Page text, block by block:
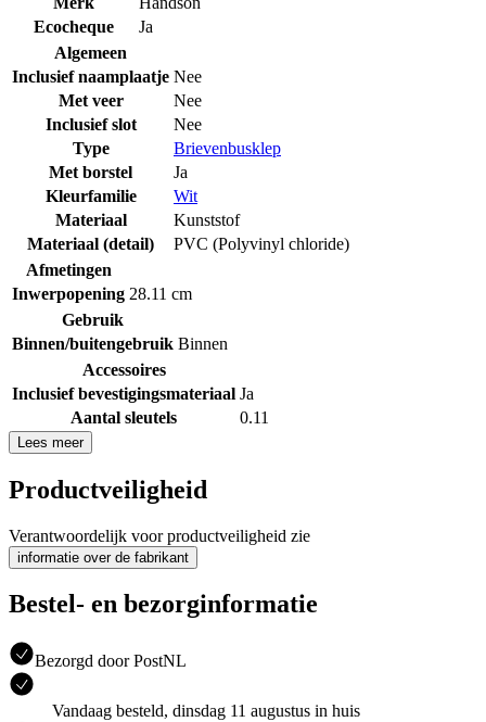
Ecocheque
Ja
Algemeen
Inclusief naamplaatje Nee
Met veer
Nee
Inclusief slot
Nee
Type
Brievenbusklep
Met borstel
Ja
Kleurfamilie
Wit
Materiaal
Kunststof
Materiaal (detail)
PVC (Polyvinyl chloride)
Afmetingen
Inwerpopening 28.11 cm
Gebruik
Binnen/buitengebruik Binnen
Accessoires
Inclusief bevestigingsmateriaal Ja
Aantal sleutels
0.11
Lees meer
Productveiligheid
Verantwoordelijk voor productveiligheid zie
informatie over de fabrikant
Bestel- en bezorginformatie
Bezorgd door PostNL
Vandaag besteld, dinsdag 11 augustus in huis